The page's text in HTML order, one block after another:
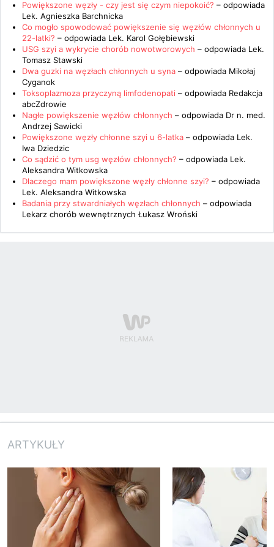
Powiększone węzły - czy jest się czym niepokoić? – odpowiada
Lek. Agnieszka Barchnicka
Co mogło spowodować powiększenie się węzłów chłonnych u
22-latki? – odpowiada Lek. Karol Gołębiewski
USG szyi a wykrycie chorób nowotworowych – odpowiada Lek.
Tomasz Stawski
Dwa guzki na węzłach chłonnych u syna – odpowiada Mikołaj
Cyganok
Toksoplazmoza przyczyną limfodenopati – odpowiada Redakcja
abcZdrowie
Nagłe powiększenie węzłów chłonnych – odpowiada Dr n. med.
Andrzej Sawicki
Powiększone węzły chłonne szyi u 6-latka – odpowiada Lek.
Iwa Dziedzic
Co sądzić o tym usg węzłów chłonnych? – odpowiada Lek.
Aleksandra Witkowska
Dlaczego mam powiększone węzły chłonne szyi? – odpowiada
Lek. Aleksandra Witkowska
Badania przy stwardniałych węzłach chłonnych – odpowiada
Lekarz chorób wewnętrznych Łukasz Wroński
ARTYKUŁY